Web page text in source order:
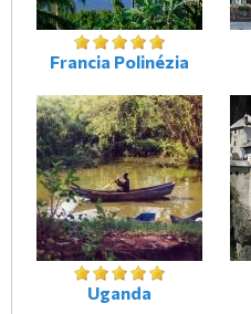
Francia Polinézia
Uganda